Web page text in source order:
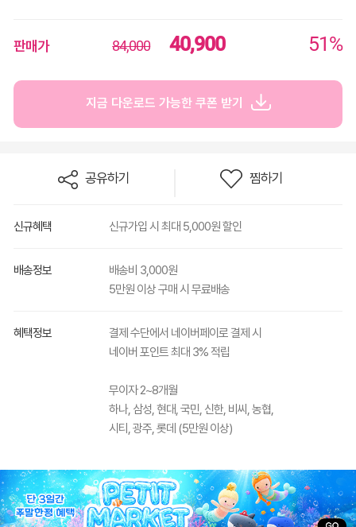
판매가 84,000 40,900 51%
지금 다운로드 가능한 쿠폰 받기
공유하기 찜하기
신규혜택 신규가입 시 최대 5,000원 할인
배송정보
배송비 3,000원
5만원 이상 구매 시 무료배송
혜택정보
결제 수단에서 네이버페이로 결제 시
네이버 포인트 최대 3% 적립
무이자 2~8개월
하나, 삼성, 현대, 국민, 신한, 비씨, 농협,
시티, 광주, 롯데 (5만원 이상)